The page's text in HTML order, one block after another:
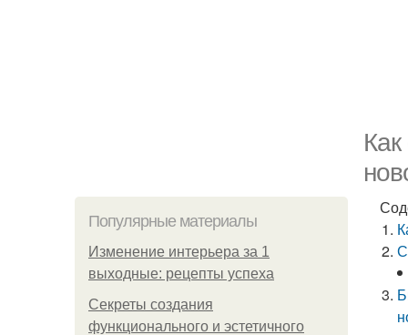
Популярные материалы
Изменение интерьера за 1
выходные: рецепты успеха
Секреты создания
функционального и эстетичного